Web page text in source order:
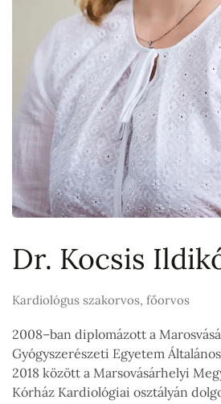
Dr. Kocsis
Kardiológus szakorvos, főorvos
2008–ban diplomázott a
Gyógyszerészeti Egyetem
2018 között a Marsovásárhelyi
Kórház Kardiológiai osztályán